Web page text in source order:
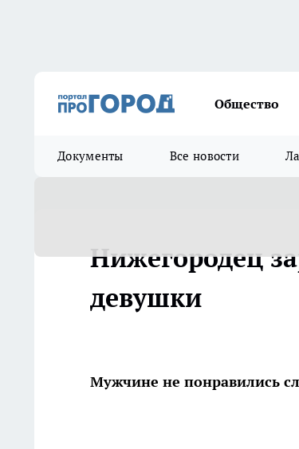
Общество
Документы Все новости
Нижегородец
девушки
Мужчине не понравились